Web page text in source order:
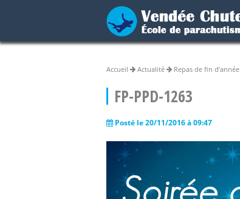
Accueil Actualité Repas de fin d’année
FP-PPD-1263
Posté le 20/11/2016 à 09:47